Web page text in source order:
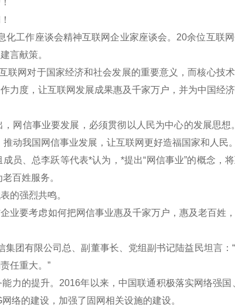
化工作座谈会精神互联网企业家座谈会。20余位互联
言献策。
网对于国家经济和社会发展的重要意义，而核心技
力度，让互联网发展成果惠及千家万户，并为中国经济
信事业要发展，必须贯彻以人民为中心的发展思想
动我国网信事业发展，让互联网更好造福国家和人民
、总李跃等代表*认为，*提出“网信事业”的概念，
百姓服务。
的强烈共鸣。
要考虑如何把网信事业惠及千家万户，惠及老百姓
有限公司总、副董事长、党组副书记陆益民坦言：
任重大。”
的提升。2016年以来，中国联通积极落实网络强国
络的建设，加强了固网相关设施的建设。